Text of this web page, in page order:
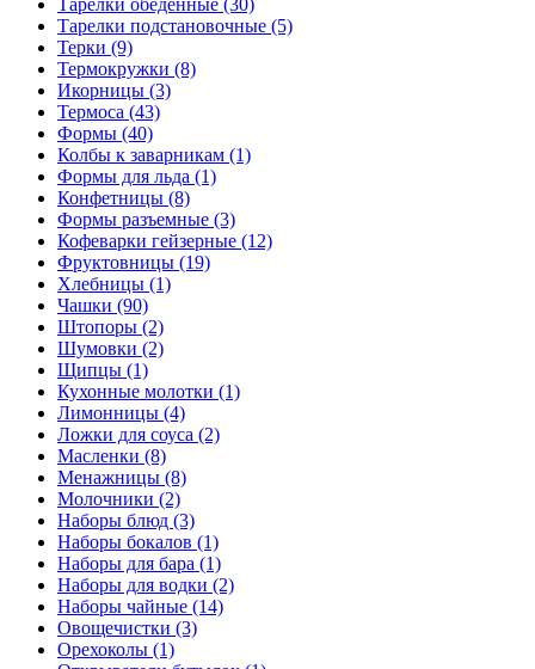
Тарелки подстановочные (5)
Терки (9)
Термокружки (8)
Икорницы (3)
Термоса (43)
Формы (40)
Колбы к заварникам (1)
Формы для льда (1)
Конфетницы (8)
Формы разъемные (3)
Кофеварки гейзерные (12)
Фруктовницы (19)
Хлебницы (1)
Чашки (90)
Штопоры (2)
Шумовки (2)
Щипцы (1)
Кухонные молотки (1)
Лимонницы (4)
Ложки для соуса (2)
Масленки (8)
Менажницы (8)
Молочники (2)
Наборы блюд (3)
Наборы бокалов (1)
Наборы для бара (1)
Наборы для водки (2)
Наборы чайные (14)
Овощечистки (3)
Орехоколы (1)